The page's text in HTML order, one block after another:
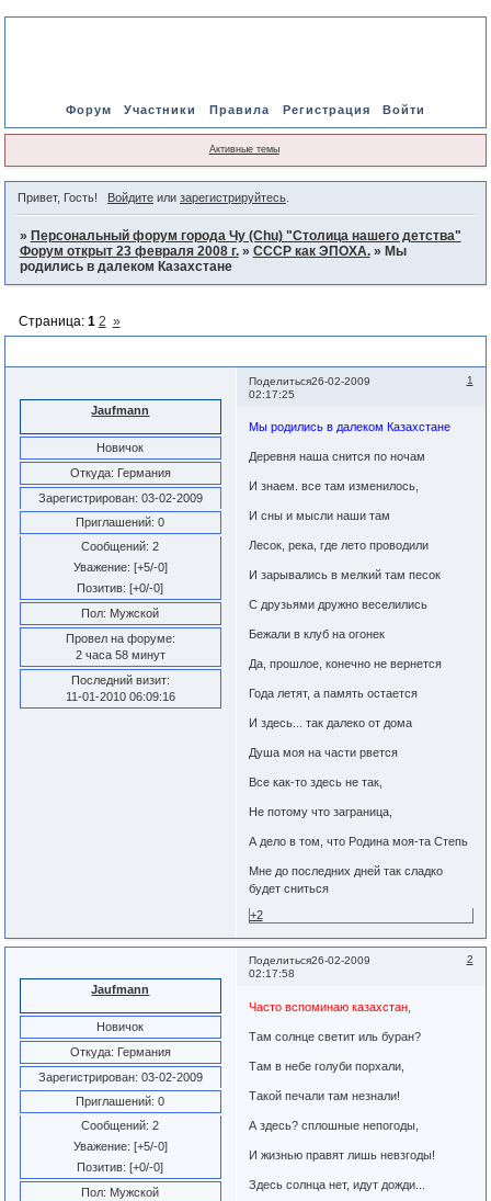
Форум Участники Правила Регистрация Войти
Активные темы
Привет, Гость! Войдитеили зарегистрируйтесь.
» Персональный форум города Чу (Chu) "Столица нашего детства"
Форум открыт 23 февраля 2008 г. » СССР как ЭПОХА. » Мы
родились в далеком Казахстане
Страница: 1 2 »
Поделиться 1
26-02-2009
02:17:25
Jaufmann
Новичок
Откуда: Германия
Зарегистрирован: 03-02-2009
Приглашений: 0
Сообщений: 2
Уважение: [+5/-0]
Позитив: [+0/-0]
Пол: Мужской
Провел на форуме:
2 часа 58 минут
Последний визит:
11-01-2010 06:09:16
Мы родились в далеком Казахстане
Деревня наша снится по ночам
И знаем. все там изменилось,
И сны и мысли наши там
Лесок, река, где лето проводили
И зарывались в мелкий там песок
С друзьями дружно веселились
Бежали в клуб на огонек
Да, прошлое, конечно не вернется
Года летят, а память остается
И здесь... так далеко от дома
Душа моя на части рвется
Все как-то здесь не так,
Не потому что заграница,
А дело в том, что Родина моя-та Степь
Мне до последних дней так сладко
будет сниться
+2
Поделиться 2
26-02-2009
02:17:58
Jaufmann
Новичок
Откуда: Германия
Зарегистрирован: 03-02-2009
Приглашений: 0
Сообщений: 2
Уважение: [+5/-0]
Позитив: [+0/-0]
Пол: Мужской
Часто вспоминаю казахстан,
Там солнце светит иль буран?
Там в небе голуби порхали,
Такой печали там незнали!
А здесь? сплошные непогоды,
И жизнью правят лишь невзгоды!
Здесь солнца нет, идут дожди...